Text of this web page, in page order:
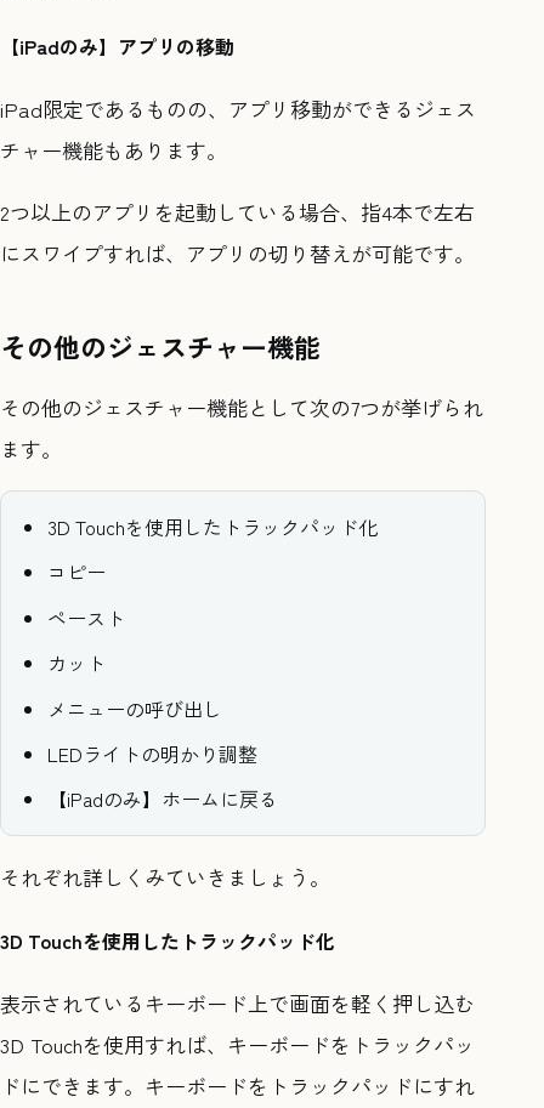
【iPadのみ】アプリの移動
iPad限定であるものの、アプリ移動ができるジェス
チャー機能もあります。
2つ以上のアプリを起動している場合、指4本で左右
にスワイプすれば、アプリの切り替えが可能です。
その他のジェスチャー機能
その他のジェスチャー機能として次の7つが挙げられ
ます。
3D Touchを使用したトラックパッド化
コピー
ペースト
カット
メニューの呼び出し
LEDライトの明かり調整
【iPadのみ】ホームに戻る
それぞれ詳しくみていきましょう。
3D Touchを使用したトラックパッド化
表示されているキーボード上で画面を軽く押し込む
3D Touchを使用すれば、キーボードをトラックパッ
ドにできます。キーボードをトラックパッドにすれ